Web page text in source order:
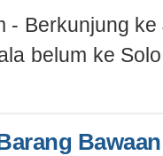
- Berkunjung
belum ke
bagi yang